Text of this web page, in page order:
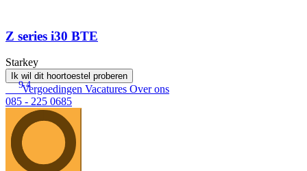
Z series i30 BTE
Starkey
Ik wil dit hoortoestel proberen
9.4
Vergoedingen Vacatures Over ons
085 - 225 0685